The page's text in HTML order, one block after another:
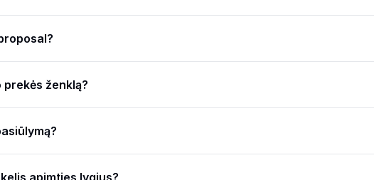
ženklą?
apimties lygius?